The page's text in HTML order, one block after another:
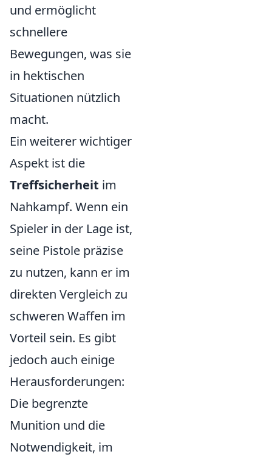
und ermöglicht
schnellere
Bewegungen, was sie
in hektischen
Situationen nützlich
macht.
Ein weiterer wichtiger
Aspekt ist die
Treffsicherheit im
Nahkampf. Wenn ein
Spieler in der Lage ist,
seine Pistole präzise
zu nutzen, kann er im
direkten Vergleich zu
schweren Waffen im
Vorteil sein. Es gibt
jedoch auch einige
Herausforderungen:
Die begrenzte
Munition und die
Notwendigkeit, im